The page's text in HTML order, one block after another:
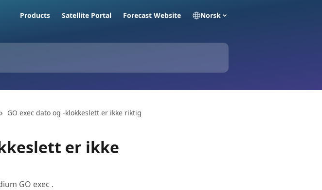
Products Satellite Portal Forecast Website Norsk
GO exec dato og -klokkeslett er ikke riktig
er ikke
GO exec .